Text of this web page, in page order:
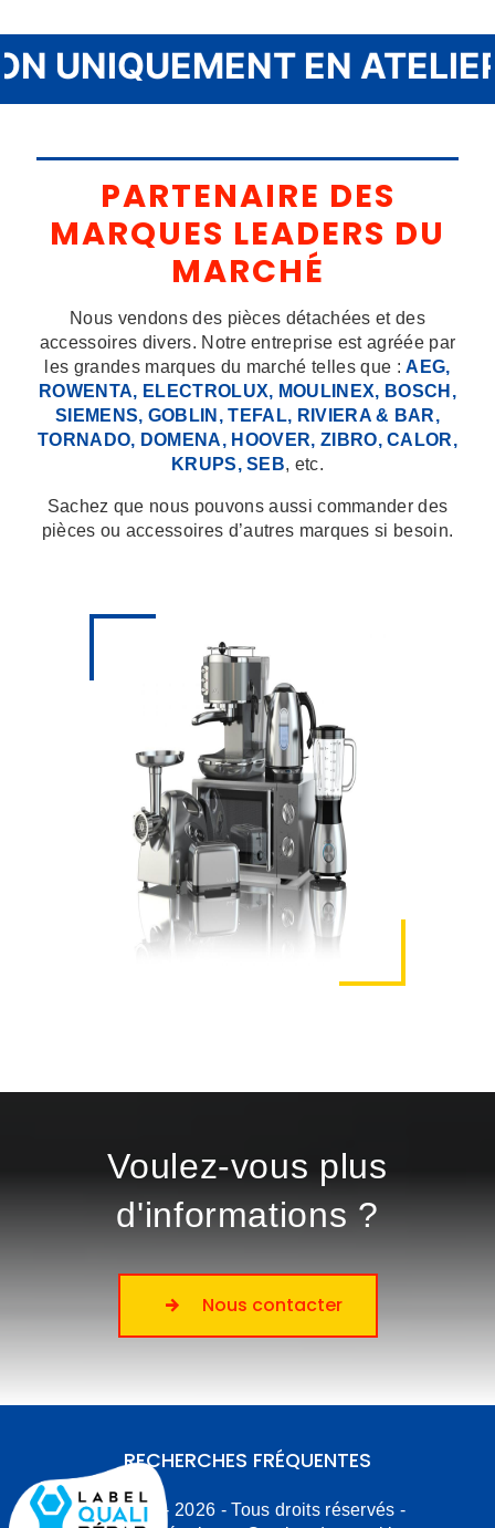
UNIQUEMENT EN ATELIER
PARTENAIRE DES
MARQUES LEADERS DU
MARCHÉ
Nous vendons des pièces détachées et des
accessoires divers. Notre entreprise est agréée par
les grandes marques du marché telles que :AEG,
ROWENTA, ELECTROLUX, MOULINEX, BOSCH,
SIEMENS, GOBLIN, TEFAL, RIVIERA & BAR,
TORNADO, DOMENA, HOOVER, ZIBRO, CALOR,
KRUPS, SEB, etc.
Sachez que nous pouvons aussi commander des
pièces ou accessoires d’autres marques si besoin.
Voulez-vous plus
d'informations ?
Nous contacter
RECHERCHES FRÉQUENTES
©Vistalid
- 2026 - Tous droits réservés -